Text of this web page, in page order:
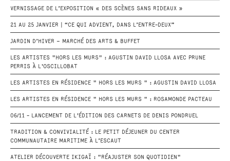
VERNISSAGE DE L’EXPOSITION « DES SCÈNES SANS RIDEAUX »
21 AU 25 JANVIER | “CE QUI ADVIENT, DANS L’ENTRE-DEUX”
JARDIN D’HIVER – MARCHÉ DES ARTS & BUFFET
LES ARTISTES "HORS LES MURS" : AGUSTIN DAVID LLOSA AVEC PRUNE
PERRIS À L'OSCILLOBAT
LES ARTISTES EN RÉSIDENCE " HORS LES MURS " : AGUSTIN DAVID LLOSA
LES ARTISTES EN RÉSIDENCE " HORS LES MURS " : ROSAMONDE PACTEAU
06/11 - LANCEMENT DE L'ÉDITION DES CARNETS DE DENIS PONDRUEL
TRADITION & CONVIVIALITÉ : LE PETIT DÉJEUNER DU CENTER
COMMUNAUTAIRE MARITIME À L’ESCAUT
ATELIER DÉCOUVERTE IKIGAÏ : "RÉAJUSTER SON QUOTIDIEN"